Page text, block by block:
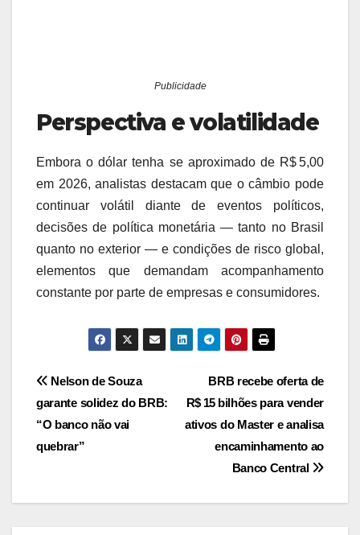
Publicidade
Perspectiva e volatilidade
Embora o dólar tenha se aproximado de R$ 5,00
em 2026, analistas destacam que o câmbio pode
continuar volátil diante de eventos políticos,
decisões de política monetária — tanto no Brasil
quanto no exterior — e condições de risco global,
elementos que demandam acompanhamento
constante por parte de empresas e consumidores.
Navegação
de
Post
BRB recebe oferta de
R$ 15 bilhões para vender
ativos do Master e analisa
encaminhamento ao
Banco Central
Nelson de Souza
garante solidez do BRB:
“O banco não vai
quebrar”